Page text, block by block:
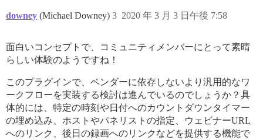
downey (Michael Downey) 2020 年 3 月 3 日午後 7:58
3
面白いコンセプトで、コミュニティメンバーにとって素晴
らしい体験のようですね！
このプラグインで、ベンダーに依存しないより汎用的なワ
ークフローを実装する検討は進んでいるのでしょうか？具
体的には、特定の時刻や日付へのカウントダウンタイマー
の埋め込み、ホストやパネリストの指定、ウェビナーURL
へのリンク、後日の録画へのリンクなどを提供する機能で